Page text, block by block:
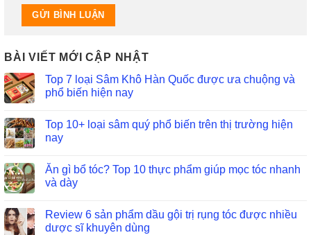
BÀI VIẾT MỚI CẬP NHẬT
Top 7 loại Sâm Khô Hàn Quốc được ưa chuộng và
phổ biến hiện nay
Top 10+ loại sâm quý phổ biến trên thị trường hiện
nay
Ăn gì bổ tóc? Top 10 thực phẩm giúp mọc tóc nhanh
và dày
Review 6 sản phẩm dầu gội trị rụng tóc được nhiều
dược sĩ khuyên dùng